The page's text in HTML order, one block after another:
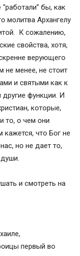
бы, как
молитва Архангелу
К сожалению,
свойства, хотя,
верующего
не менее, не стоит
и святыми как к
функции. И
которые,
то, о чем они
что Бог не
но не дает то,
и смотреть на
первый во